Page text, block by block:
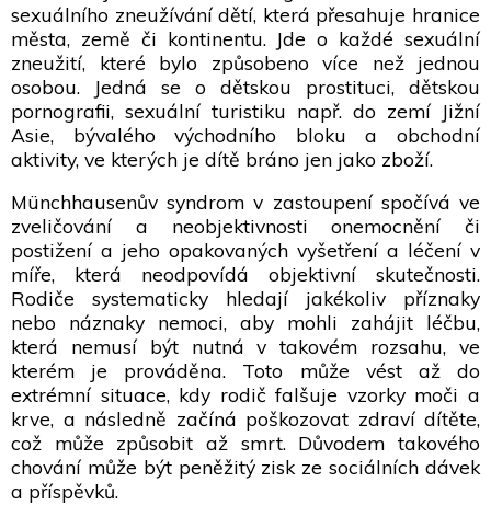
sexuálního zneužívání dětí, která přesahuje hranice
města, země či kontinentu. Jde o každé sexuální
zneužití, které bylo způsobeno více než jednou
osobou. Jedná se o dětskou prostituci, dětskou
pornografii, sexuální turistiku např. do zemí Jižní
Asie, bývalého východního bloku a obchodní
aktivity, ve kterých je dítě bráno jen jako zboží.
Münchhausenův syndrom v zastoupení spočívá ve
zveličování a neobjektivnosti onemocnění či
postižení a jeho opakovaných vyšetření a léčení v
míře, která neodpovídá objektivní skutečnosti.
Rodiče systematicky hledají jakékoliv příznaky
nebo náznaky nemoci, aby mohli zahájit léčbu,
která nemusí být nutná v takovém rozsahu, ve
kterém je prováděna. Toto může vést až do
extrémní situace, kdy rodič falšuje vzorky moči a
krve, a následně začíná poškozovat zdraví dítěte,
což může způsobit až smrt. Důvodem takového
chování může být peněžitý zisk ze sociálních dávek
a příspěvků.